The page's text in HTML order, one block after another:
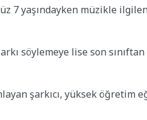
7 yaşındayken müzikle
söylemeye lise son sınıftan
şarkıcı, yüksek öğretim